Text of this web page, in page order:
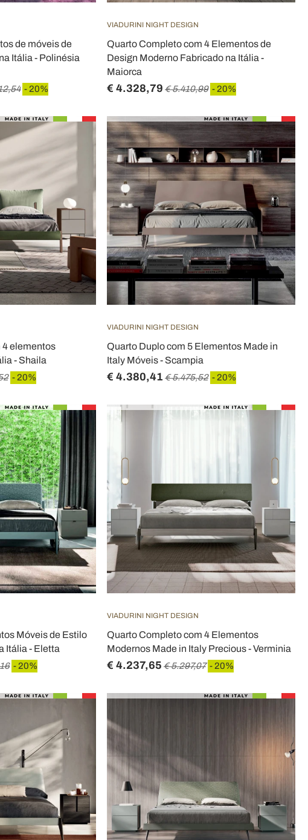
de móveis de
Itália - Polinésia
- 20%
VIADURINI NIGHT DESIGN
Quarto Completo com 4 Elementos de
Design Moderno Fabricado na Itália -
Maiorca
€ 4.328,79 € 5.410,99 - 20%
4 elementos
- Shaila
- 20%
VIADURINI NIGHT DESIGN
Quarto Duplo com 5 Elementos Made in
Italy Móveis - Scampia
€ 4.380,41 € 5.475,52 - 20%
Móveis de Estilo
Itália - Eletta
- 20%
VIADURINI NIGHT DESIGN
Quarto Completo com 4 Elementos
Modernos Made in Italy Precious - Verminia
€ 4.237,65 € 5.297,07 - 20%